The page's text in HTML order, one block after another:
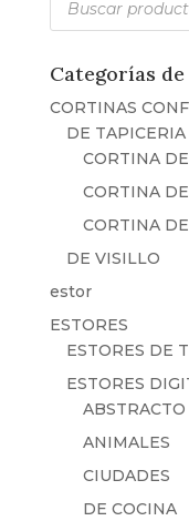
productos
Categorías
CORTINAS
DE TAPICERIA
CORTINA
CORTINA
CORTINA
DE VISILLO
estor
ESTORES
ESTORES DE
ESTORES
ABSTRACTO
ANIMALES
CIUDADES
DE COCINA